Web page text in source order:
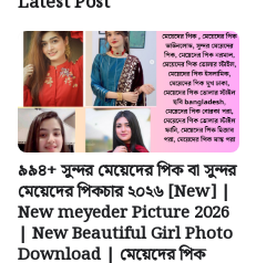
৯৯৪+ সুন্দর মেয়েদের পিক বা সুন্দর
মেয়েদের পিকচার ২০২৬ [New] |
New meyeder Picture 2026
| New Beautiful Girl Photo
Download | মেয়েদের পিক